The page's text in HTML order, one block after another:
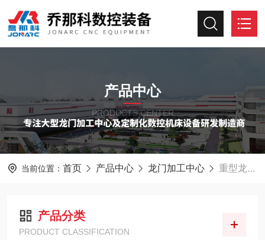
产品中心
PRODUCTS CENTER
当前位置： 首页 产品中心 龙门加工中心 重型龙门加工中心
产品分类
PRODUCT CLASSIFICATION